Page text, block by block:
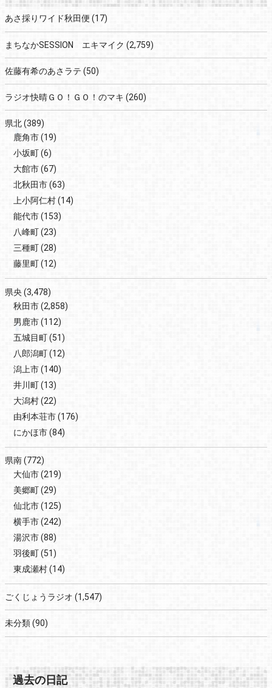
あさ採りワイド秋田便 (17)
まちなかSESSION エキマイク (2,759)
佐藤有希のあさラテ (50)
ラジオ快晴ＧＯ！ＧＯ！のマキ (260)
県北(389)
鹿角市(19)
小坂町(6)
大館市(67)
北秋田市(63)
上小阿仁村(14)
能代市(153)
八峰町(23)
三種町(28)
藤里町(12)
県央(3,478)
秋田市(2,858)
男鹿市(112)
五城目町(51)
八郎潟町(12)
潟上市(140)
井川町(13)
大潟村(22)
由利本荘市(176)
にかほ市(84)
県南(772)
大仙市(219)
美郷町(29)
仙北市(125)
横手市(242)
湯沢市(88)
羽後町(51)
東成瀬村(14)
ごくじょうラジオ (1,547)
未分類(90)
過去の日記